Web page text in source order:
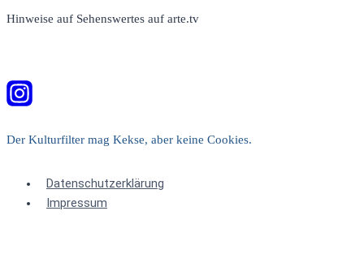
Hinweise auf Sehenswertes auf arte.tv
Der Kulturfilter mag Kekse, aber keine Cookies.
Datenschutzerklärung
Impressum